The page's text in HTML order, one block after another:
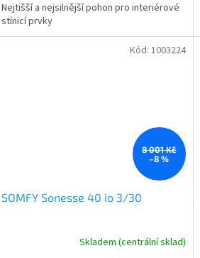
Nejtišší a nejsilnější pohon pro interiérové
stínicí prvky
8 001 Kč
–8 %
SOMFY Sonesse 40 io 3/30
Skladem (centrální sklad)
Kód: 1003224